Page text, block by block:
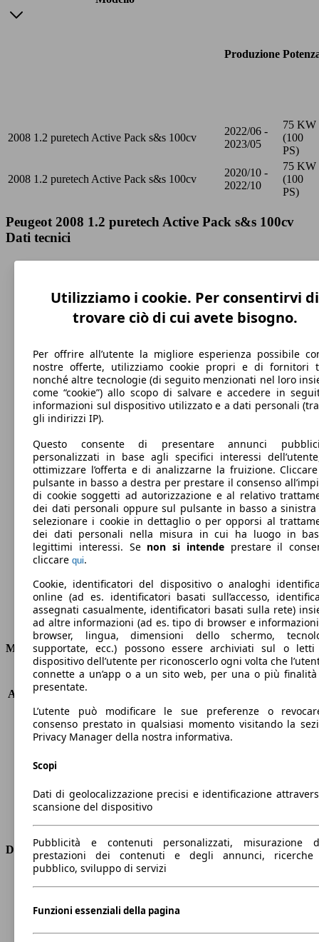
Produzione
2008 1.2 puretech Active Pack s&s 100cv
2022/06 -
2023/05
75 KW
(100
PS)
2008 1.2 puretech Active Pack s&s 100cv
2020/10 -
2022/10
75 KW
(100
PS)
Peugeot 2008 1.2 puretech Active Pack s&s 100cv
Dati tecnici
185 km/h
Benzina
Carburante
105 g/km
Emissioni di CO2 (combinato)*
Ø 4.6 l/100km
Consumi
Motore e Prestazioni
KW (PS)
75 kW (100 PS)
Accelerazione (0-100 km/h)
Velocità massima (km/h)
185 km/h
Numero di marce
6
Coppia
205 nm
Carburante
Cilindri
Trasmissione
Manuale
Dimensioni
Larghezza
1770 mm
Utilizziamo i cookie. Per consentirvi di
trovare ciò di cui avete bisogno.
Per offrire all’utente la migliore esperienza possibile
nostre offerte, utilizziamo cookie propri e di fornitori
nonché altre tecnologie (di seguito menzionati nel loro
come “cookie”) allo scopo di salvare e accedere in
informazioni sul dispositivo utilizzato e a dati personali
gli indirizzi IP).
Questo consente di presentare annunci
personalizzati in base agli specifici interessi
ottimizzare l’offerta e di analizzarne la fruizione.
pulsante in basso a destra per prestare il consenso
di cookie soggetti ad autorizzazione e al relativo
dei dati personali oppure sul pulsante in basso a
selezionare i cookie in dettaglio o per opporsi al
dei dati personali nella misura in cui ha luogo in
legittimi interessi. Se non si intendeprestare il
cliccare qui.
Cookie, identificatori del dispositivo o analoghi
online (ad es. identificatori basati sull’accesso,
assegnati casualmente, identificatori basati sulla rete)
ad altre informazioni (ad es. tipo di browser e
browser, lingua, dimensioni dello schermo,
supportate, ecc.) possono essere archiviati sul o
dispositivo dell’utente per riconoscerlo ogni volta che
connette a un’app o a un sito web, per una o più
presentate.
L’utente può modificare le sue preferenze o
consenso prestato in qualsiasi momento visitando la
Privacy Manager della nostra informativa.
Scopi
Dati di geolocalizzazione precisi e identificazione
scansione del dispositivo
Pubblicità e contenuti personalizzati, misurazione
prestazioni dei contenuti e degli annunci,
pubblico, sviluppo di servizi
Funzioni essenziali della pagina